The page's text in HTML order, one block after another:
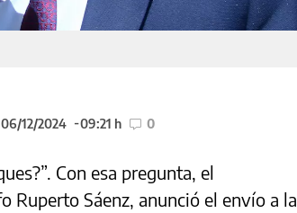
12/2024 09:21 h 0
Con esa pregunta, el
Ruperto Sáenz, anunció el envío a la